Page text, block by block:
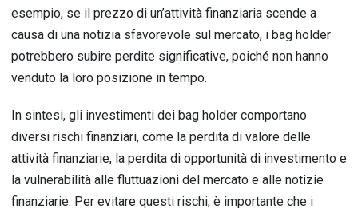
esempio, se il prezzo di un’attività finanziaria scende a
causa di una notizia sfavorevole sul mercato, i bag holder
potrebbero subire perdite significative, poiché non hanno
venduto la loro posizione in tempo.
In sintesi, gli investimenti dei bag holder comportano
diversi rischi finanziari, come la perdita di valore delle
attività finanziarie, la perdita di opportunità di investimento e
la vulnerabilità alle fluttuazioni del mercato e alle notizie
finanziarie. Per evitare questi rischi, è importante che i